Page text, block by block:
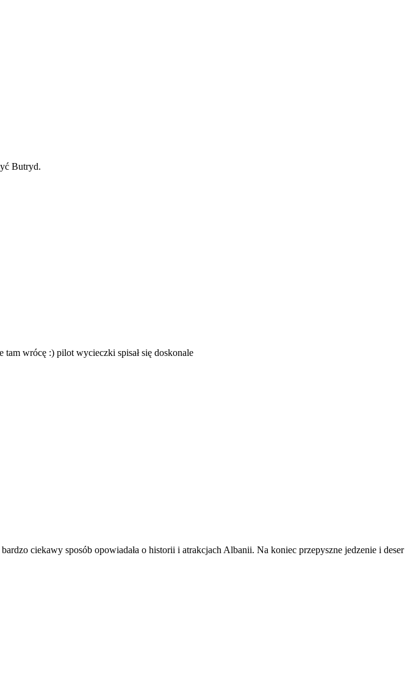
Butryd.
tam wrócę :) pilot wycieczki spisał się doskonale
ciekawy sposób opowiadała o historii i atrakcjach Albanii. Na koniec przepyszne jedzenie i deser